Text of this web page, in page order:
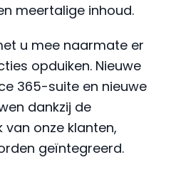
meertalige inhoud.
u mee naarmate er
opduiken. Nieuwe
365-suite en nieuwe
dankzij de
onze klanten,
geïntegreerd.